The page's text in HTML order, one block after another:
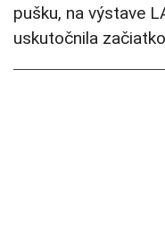
pušku, na výstave
uskutočnila